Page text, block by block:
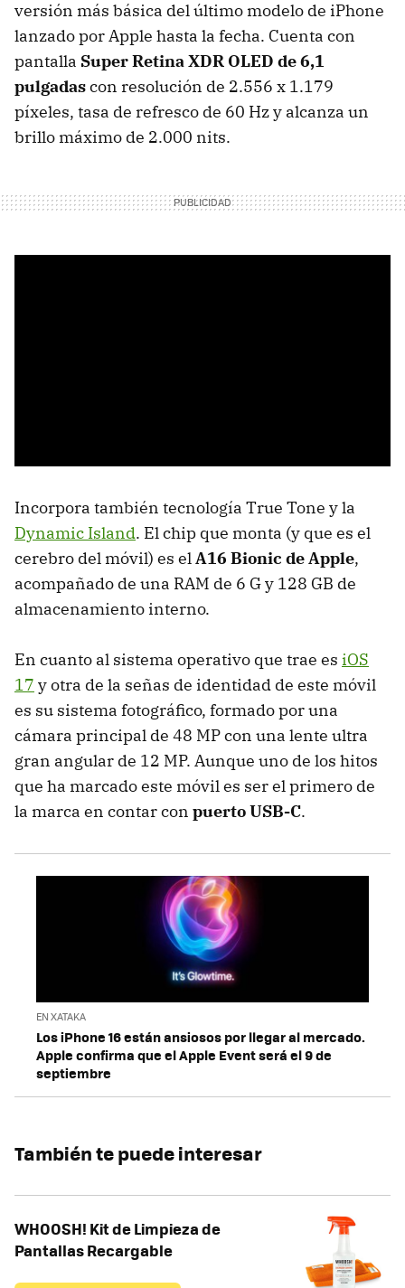
versión más básica del último modelo de iPhone
lanzado por Apple hasta la fecha. Cuenta con
pantalla Super Retina XDR OLED de 6,1
pulgadascon resolución de 2.556 x 1.179
píxeles, tasa de refresco de 60 Hz y alcanza un
brillo máximo de 2.000 nits.
Incorpora también tecnología True Tone y la
Dynamic Island. El chip que monta (y que es el
cerebro del móvil) es el A16 Bionic de Apple,
acompañado de una RAM de 6 G y 128 GB de
almacenamiento interno.
En cuanto al sistema operativo que trae es iOS
17 y otra de la señas de identidad de este móvil
es su sistema fotográfico, formado por una
cámara principal de 48 MP con una lente ultra
gran angular de 12 MP. Aunque uno de los hitos
que ha marcado este móvil es ser el primero de
la marca en contar con puerto USB-C.
EN XATAKA
Los iPhone 16 están ansiosos por llegar al mercado.
Apple confirma que el Apple Event será el 9 de
septiembre
También te puede interesar
WHOOSH! Kit de Limpieza de
Pantallas Recargable